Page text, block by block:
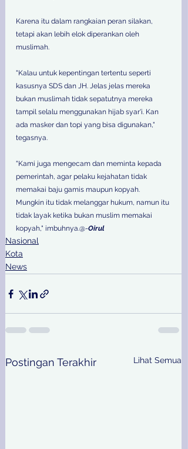
Karena itu dalam rangkaian peran silakan,
tetapi akan lebih elok diperankan oleh
muslimah.
"Kalau untuk kepentingan tertentu seperti
kasusnya SDS dan JH. Jelas jelas mereka
bukan muslimah tidak sepatutnya mereka
tampil selalu menggunakan hijab syar'i. Kan
ada masker dan topi yang bisa digunakan,"
tegasnya.
"Kami juga mengecam dan meminta kepada
pemerintah, agar pelaku kejahatan tidak
memakai baju gamis maupun kopyah.
Mungkin itu tidak melanggar hukum, namun itu
tidak layak ketika bukan muslim memakai
kopyah," imbuhnya.@-Oirul
Nasional
Kota
News
Postingan Terakhir Lihat Semua